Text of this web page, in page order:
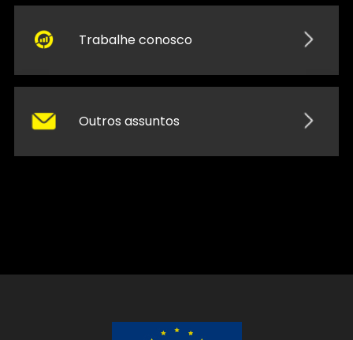
Trabalhe conosco
Outros assuntos